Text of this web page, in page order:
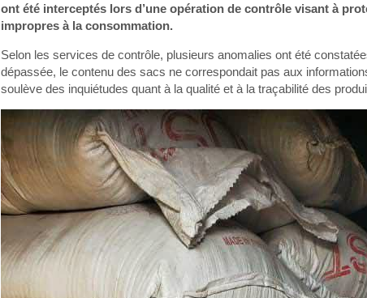
ont été interceptés lors d’une opération de contrôle visant à
impropres à la consommation.
Selon les services de contrôle, plusieurs anomalies ont été
dépassée, le contenu des sacs ne correspondait pas aux
soulève des inquiétudes quant à la qualité et à la traçabilité des